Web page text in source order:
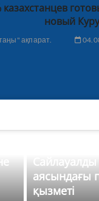
казахстанцев
новый
ақпарат.
Сайлауалды
аясындағы
қызметі